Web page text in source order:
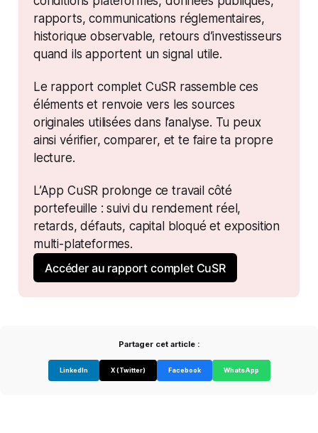
rapports, communications réglementaires,
historique observable, retours d’investisseurs
quand ils apportent un signal utile.
Le rapport complet CuSR rassemble ces
éléments et renvoie vers les sources
originales utilisées dans l’analyse. Tu peux
ainsi vérifier, comparer, et te faire ta propre
lecture.
L’App CuSR prolonge ce travail côté
portefeuille : suivi du rendement réel,
retards, défauts, capital bloqué et exposition
multi-plateformes.
Accéder au rapport complet CuSR
Partager cet article :
LinkedIn X (Twitter) Facebook WhatsApp